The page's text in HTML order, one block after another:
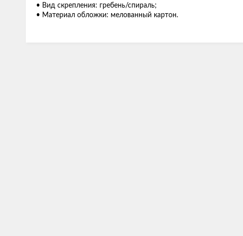
• Вид скрепления: гребень/спираль;
• Материал обложки: мелованный картон.